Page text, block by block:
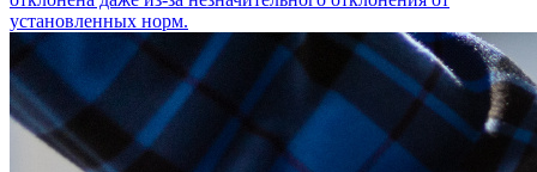
установленных норм.